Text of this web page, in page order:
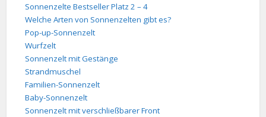
Sonnenzelte Bestseller Platz 2 – 4
Welche Arten von Sonnenzelten gibt es?
Pop-up-Sonnenzelt
Wurfzelt
Sonnenzelt mit Gestänge
Strandmuschel
Familien-Sonnenzelt
Baby-Sonnenzelt
Sonnenzelt mit verschließbarer Front